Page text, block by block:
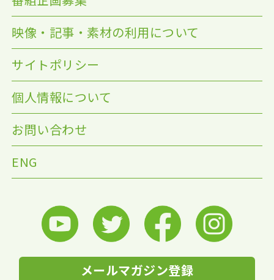
映像・記事・素材の利用について
サイトポリシー
個人情報について
お問い合わせ
ENG
メールマガジン登録